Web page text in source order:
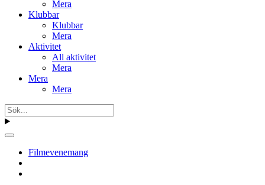
Mera
Klubbar
Klubbar
Mera
Aktivitet
All aktivitet
Mera
Mera
Mera
Filmevenemang